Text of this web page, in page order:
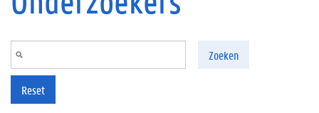
Zoeken
Reset